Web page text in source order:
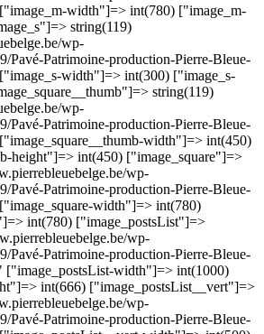
width"]=> int(780) ["image_m-
string(119)
wp-
Pavé-Patrimoine-production-Pierre-Bleue-
width"]=> int(300) ["image_s-
string(119)
wp-
Pavé-Patrimoine-production-Pierre-Bleue-
width"]=> int(450)
height"]=> int(450) ["image_square"]=>
wp-
Pavé-Patrimoine-production-Pierre-Bleue-
width"]=> int(780)
int(780) ["image_postsList"]=>
wp-
Pavé-Patrimoine-production-Pierre-Bleue-
["image_postsList-width"]=> int(1000)
int(666) ["image_postsList__vert"]=>
wp-
Pavé-Patrimoine-production-Pierre-Bleue-